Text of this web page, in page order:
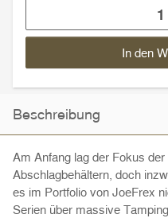
In den
Beschreibung
Am Anfang lag der Fokus
Abschlagbehältern, doch
es im Portfolio von JoeFrex
Serien über massive